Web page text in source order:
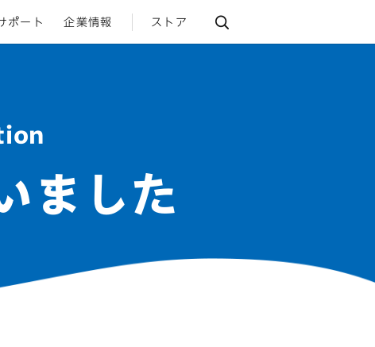
ポート 企業情報 ストア
ました